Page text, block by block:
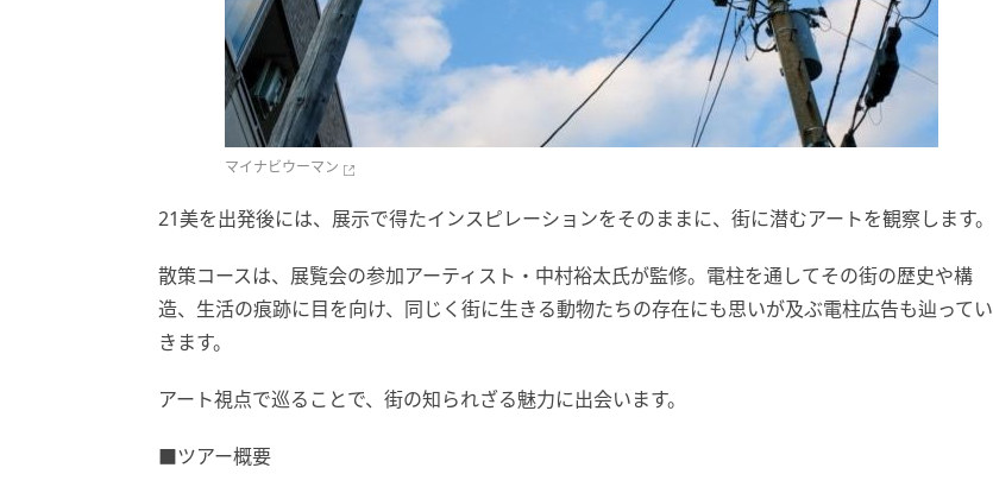
マイナビウーマン
21美を出発後には、展示で得たインスピレーションをそのままに、街に潜むアートを観察します。
散策コースは、展覧会の参加アーティスト・中村裕太氏が監修。電柱を通してその街の歴史や構
造、生活の痕跡に目を向け、同じく街に生きる動物たちの存在にも思いが及ぶ電柱広告も辿ってい
きます。
アート視点で巡ることで、街の知られざる魅力に出会います。
■ツアー概要